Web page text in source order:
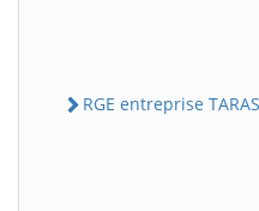
RGE entreprise